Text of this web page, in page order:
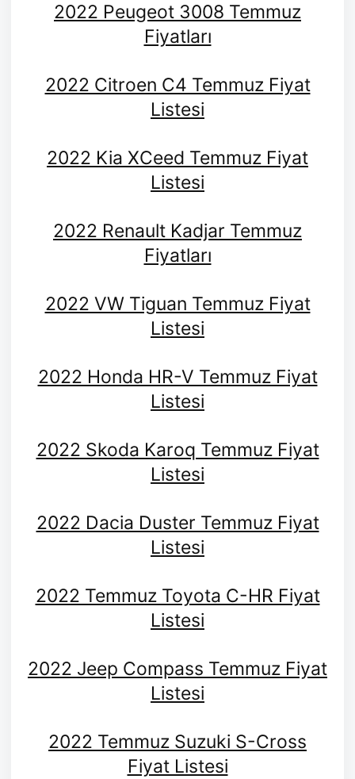
2022 Peugeot 3008 Temmuz
Fiyatları
2022 Citroen C4 Temmuz Fiyat
Listesi
2022 Kia XCeed Temmuz Fiyat
Listesi
2022 Renault Kadjar Temmuz
Fiyatları
2022 VW Tiguan Temmuz Fiyat
Listesi
2022 Honda HR-V Temmuz Fiyat
Listesi
2022 Skoda Karoq Temmuz Fiyat
Listesi
2022 Dacia Duster Temmuz Fiyat
Listesi
2022 Temmuz Toyota C-HR Fiyat
Listesi
2022 Jeep Compass Temmuz Fiyat
Listesi
2022 Temmuz Suzuki S-Cross
Fiyat Listesi